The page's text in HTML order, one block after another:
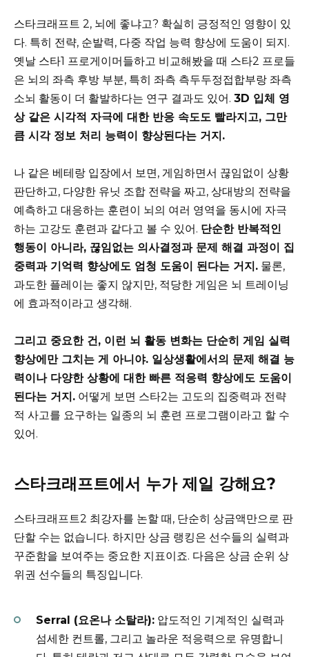
스타크래프트 2, 뇌에 좋냐고? 확실히 긍정적인 영향이 있
다. 특히 전략, 순발력, 다중 작업 능력 향상에 도움이 되지.
옛날 스타1 프로게이머들하고 비교해봤을 때 스타2 프로들
은 뇌의 좌측 후방 부분, 특히 좌측 측두두정접합부랑 좌측
소뇌 활동이 더 활발하다는 연구 결과도 있어. 3D 입체 영
상 같은 시각적 자극에 대한 반응 속도도 빨라지고, 그만
큼 시각 정보 처리 능력이 향상된다는 거지.
나 같은 베테랑 입장에서 보면, 게임하면서 끊임없이 상황
판단하고, 다양한 유닛 조합 전략을 짜고, 상대방의 전략을
예측하고 대응하는 훈련이 뇌의 여러 영역을 동시에 자극
하는 고강도 훈련과 같다고 볼 수 있어. 단순한 반복적인
행동이 아니라, 끊임없는 의사결정과 문제 해결 과정이 집
중력과 기억력 향상에도 엄청 도움이 된다는 거지. 물론,
과도한 플레이는 좋지 않지만, 적당한 게임은 뇌 트레이닝
에 효과적이라고 생각해.
그리고 중요한 건, 이런 뇌 활동 변화는 단순히 게임 실력
향상에만 그치는 게 아니야. 일상생활에서의 문제 해결 능
력이나 다양한 상황에 대한 빠른 적응력 향상에도 도움이
된다는 거지. 어떻게 보면 스타2는 고도의 집중력과 전략
적 사고를 요구하는 일종의 뇌 훈련 프로그램이라고 할 수
있어.
스타크래프트에서 누가 제일 강해요?
스타크래프트2 최강자를 논할 때, 단순히 상금액만으로 판
단할 수는 없습니다. 하지만 상금 랭킹은 선수들의 실력과
꾸준함을 보여주는 중요한 지표이죠. 다음은 상금 순위 상
위권 선수들의 특징입니다.
Serral (요온나 소탈라): 압도적인 기계적인 실력과
섬세한 컨트롤, 그리고 놀라운 적응력으로 유명합니